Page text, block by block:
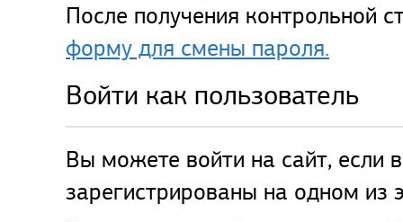
После получения контрольной
форму для смены пароля.
Войти как пользователь
Вы можете войти на сайт, если
зарегистрированы на одном из